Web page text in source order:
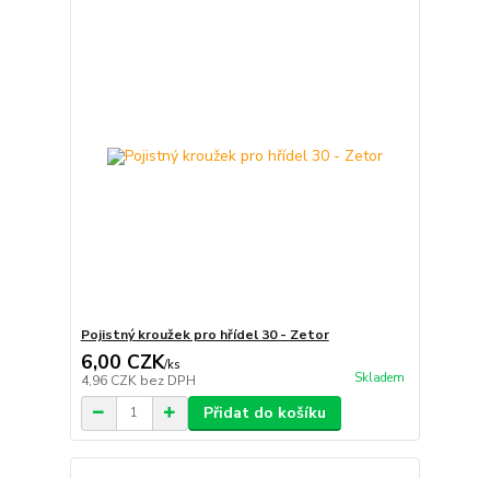
Pojistný kroužek pro hřídel 30 - Zetor
6,00 CZK/ks
4,96 CZK bez DPH Skladem
Přidat do košíku